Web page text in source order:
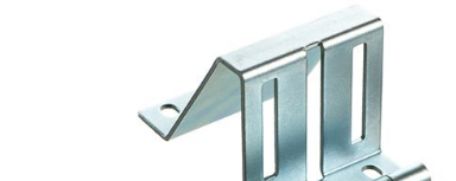
Spauskite "Enter", kad ieškotumėte arba